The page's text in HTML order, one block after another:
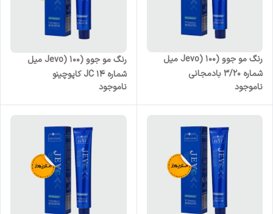
رنگ مو جوو (Jevo) 100 میل
شماره 3/20 بادمجانی
ناموجود
رنگ مو جوو (Jevo) 100 میل
شماره JC 14 کاپوچینو
ناموجود